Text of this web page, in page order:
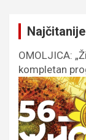
Najčitanije
OMOLJICA:
kompletan